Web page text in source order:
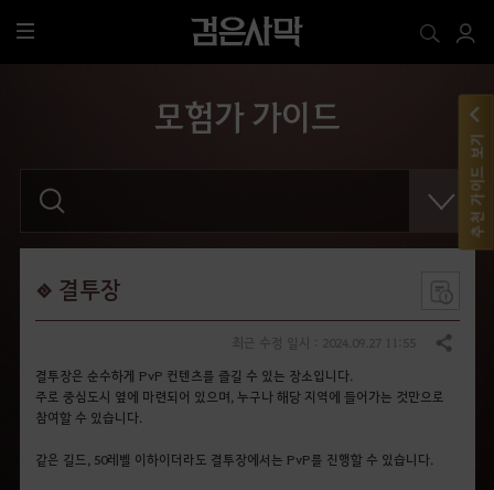
전
모험가 가이드
를
입
결투장
공유하기
결투장은 순수하게 PvP 컨텐츠를 즐길 수 있는 장소입니다.
주로 중심도시 옆에 마련되어 있으며, 누구나 해당 지역에 들어가는 것만으로
참여할 수 있습니다.
같은 길드, 50레벨 이하이더라도 결투장에서는 PvP를 진행할 수 있습니다.
추천 가이드 보기